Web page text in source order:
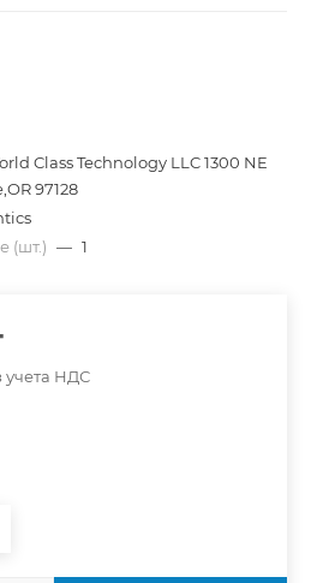
Class Technology LLC 1300 NE
97128
(шт.) — 1
учета НДС